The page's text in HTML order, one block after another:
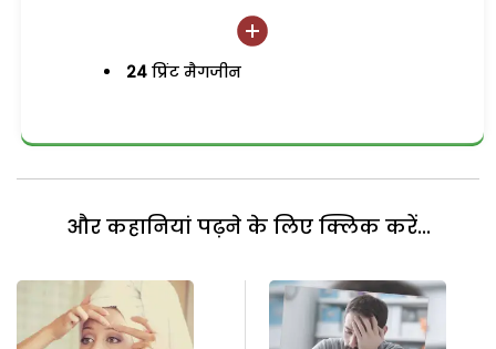
24 प्रिंट मैगजीन
और कहानियां पढ़ने के लिए क्लिक करें...